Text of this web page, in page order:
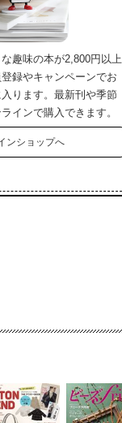
趣味の本が2,800円以上
録やキャンペーンでお
ります。最新刊や季節
インで購入できます。
ンショップへ